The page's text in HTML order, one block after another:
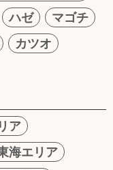
ハゼ
マゴチ
カツオ
ア
海エリア